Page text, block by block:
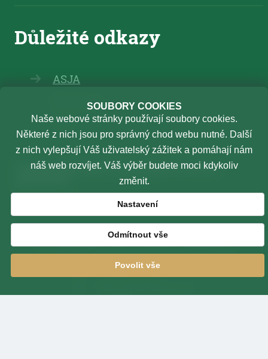
ASJA
Elearning
TSU
Oznamování protiprávního
Vnitřní oznamovací systém
© Copyright 2024 Justiční akademie -
www.jacz.cz
SOUBORY COOKIES
Naše webové stránky používají soubory cookies.
Některé z nich jsou pro správný chod webu nutné. Další
z nich vylepšují Váš uživatelský zážitek a pomáhají nám
náš web rozvíjet. Váš výběr budete moci kdykoliv
změnit.
Nastavení
Odmítnout vše
Povolit vše